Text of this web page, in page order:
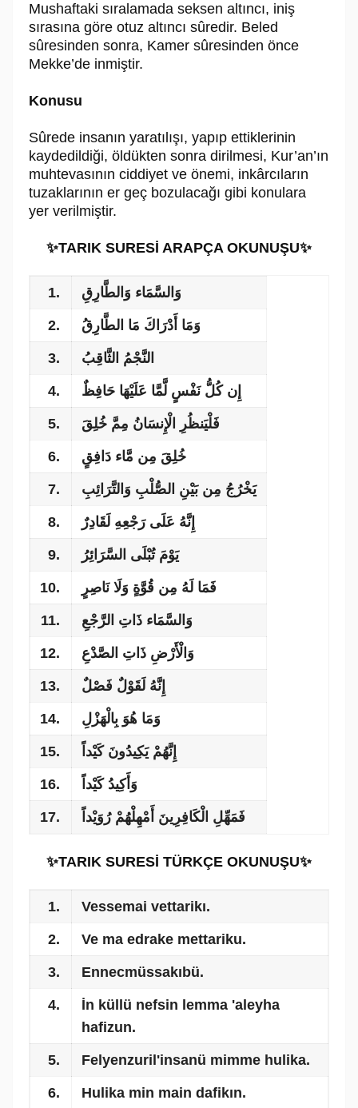
Mushaftaki sıralamada seksen altıncı, iniş
sırasına göre otuz altıncı sûredir. Beled
sûresinden sonra, Kamer sûresinden önce
Mekke’de inmiştir.
Konusu
Sûrede insanın yaratılışı, yapıp ettiklerinin
kaydedildiği, öldükten sonra dirilmesi, Kur’an’ın
muhtevasının ciddiyet ve önemi, inkârcıların
tuzaklarının er geç bozulacağı gibi konulara
yer verilmiştir.
✨TARIK SURESİ ARAPÇA OKUNUŞU✨
1. وَالسَّمَاء وَالطَّارِقِ
2. وَمَا أَدْرَاكَ مَا الطَّارِقُ
3. النَّجْمُ الثَّاقِبُ
4. إِن كُلُّ نَفْسٍ لَّمَّا عَلَيْهَا حَافِظٌ
5. فَلْيَنظُرِ الْإِنسَانُ مِمَّ خُلِقَ
6. خُلِقَ مِن مَّاء دَافِقٍ
7. يَخْرُجُ مِن بَيْنِ الصُّلْبِ وَالتَّرَائِبِ
8. إِنَّهُ عَلَى رَجْعِهِ لَقَادِرٌ
9. يَوْمَ تُبْلَى السَّرَائِرُ
10. فَمَا لَهُ مِن قُوَّةٍ وَلَا نَاصِرٍ
11. وَالسَّمَاء ذَاتِ الرَّجْعِ
12. وَالْأَرْضِ ذَاتِ الصَّدْعِ
13. إِنَّهُ لَقَوْلٌ فَصْلٌ
14. وَمَا هُوَ بِالْهَزْلِ
15. إِنَّهُمْ يَكِيدُونَ كَيْداً
16. وَأَكِيدُ كَيْداً
17. فَمَهِّلِ الْكَافِرِينَ أَمْهِلْهُمْ رُوَيْداً
✨TARIK SURESİ TÜRKÇE OKUNUŞU✨
1. Vessemai vettarikı.
2. Ve ma edrake mettariku.
3. Ennecmüssakıbü.
4.
İn küllü nefsin lemma 'aleyha
hafizun.
5. Felyenzuril'insanü mimme hulika.
6. Hulika min main dafikın.